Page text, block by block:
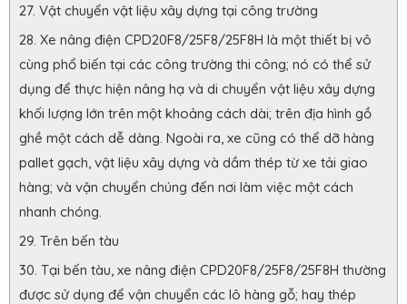
Vật chuyển vật liệu xây dựng tại công trường
Xe nâng điện CPD20F8/25F8/25F8H là một thiết bị vô
cùng phổ biến tại các công trường thi công; nó có thể sử
dụng để thực hiện nâng hạ và di chuyển vật liệu xây dựng
khối lượng lớn trên một khoảng cách dài; trên địa hình gồ
ghề một cách dễ dàng. Ngoài ra, xe cũng có thể dỡ hàng
pallet gạch, vật liệu xây dựng và dầm thép từ xe tải giao
hàng; và vận chuyển chúng đến nơi làm việc một cách
nhanh chóng.
Trên bến tàu
Tại bến tàu, xe nâng điện CPD20F8/25F8/25F8H thường
được sử dụng để vận chuyển các lô hàng gỗ; hay thép